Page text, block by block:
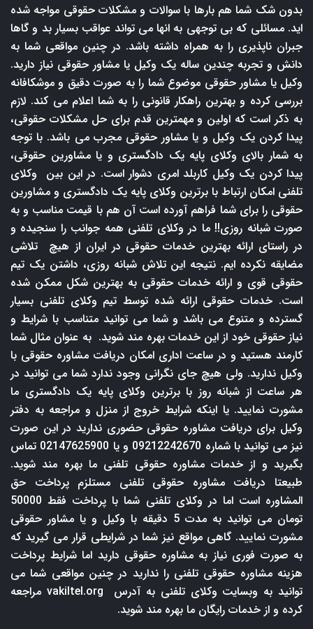
بدون شک شما هم بارها با سوالات و مشکلات حقوقی مواجه شده
اید. مسائلی که بی توجهی به انها می تواند عواقب بسیار بد و گاها
جبران ناپذیری را به همراه داشته باشد. در چنین مواقعی شما به
دانش و تجربه چندین ساله یک وکیل یا مشاور حقوقی نیاز دارید.
وکیل یا مشاور حقوقی موضوع شما را به صورت دقیق و موشکافانه
بررسی کرده و بهترین راهکار قانونی را به شما اعلام می کند. لازم
به ذکر است که اولین و مهمترین قدم برای حل مشکلات حقوقی،
پیدا کردن یک وکیل و یا مشاور حقوقی مجرب می باشد. با توجه
به شمار بالای وکلای پایه یک دادگستری و یا مشاورین حقوقی،
پیدا کردن یک وکیل کاربلد امری دشوار است. در این بین وکلای
تلفنی امکان ارتباط با برترین وکلای پایه یک دادگستری و مشاورین
حقوقی را برای شما فراهم آورده است آن هم با قیمت مناسب و به
صورت شبانه روزی!! ما در وکلای تلفنی همه جوانب را سنجیده و
در راستای ارائه بهترین خدمات حقوقی در ایران از هیچ تلاشی
مضایقه نکرده ایم. نتیجه این تلاش شبانه روزی، داشتن یک تیم
حقوقی قوی و ارائه خدمات حقوقی به بهترین شکل ممکن شده
است. خدمات حقوقی ارائه شده توسط تیم وکلای تلفنی بسیار
گسترده و متنوع می باشد و شما می توانید متناسب با شرایط و
نیاز حقوقی خود از این خدمات بهره مند شوید. به عنوان مثال شما
کارمند هستید و در ساعت اداری امکان دریافت مشاوره حقوقی با
وکیل ندارید. ولی هیچ جای نگرانی وجود ندارد شما می توانید در
هر ساعت از شبانه روز با برترین وکلای پایه یک دادگستری ما
مشورت نمایید. یا اینکه شرایط خروج از منزل و مراجعه به دفتر
وکیل برای دریافت مشاوره حقوقی حضوری ندارید در این صورت
نیز می توانید با شماره 09212242670 و یا 02147625900 تماس
بگیرید و از خدمات مشاوره حقوقی تلفنی ما بهره مند شوید.
طبیعتا دریافت مشاوره حقوقی تلفنی مستلزم پرداخت حق
المشاوره است اما در وکلای تلفنی شما با پرداخت فقط 50000
تومان می توانید به مدت 5 دقیقه با وکیل و یا مشاور حقوقی
مشورت نمایید. گاهی مواقع نیز شما در شرایطی قرار می گیرید که
به صورت فوری نیاز به مشاوره حقوقی دارید اما شرایط پرداخت
هزینه مشاوره حقوقی تلفنی را ندارید در چنین مواقعی شما می
توانید به وبسایت وکلای تلفنی به آدرس
vakiltel.org مراجعه
کرده و از خدمات رایگان ما بهره مند شوید.